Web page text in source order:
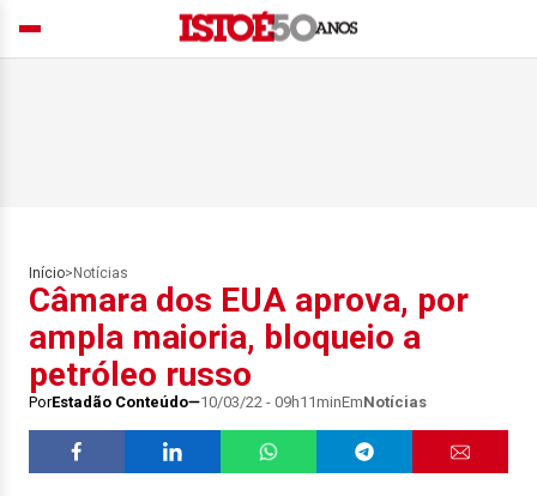
Início> Notícias
Câmara dos EUA aprova, por
ampla maioria, bloqueio a
petróleo russo
PorEstadão Conteúdo 10/03/22 - 09h11minEmNotícias